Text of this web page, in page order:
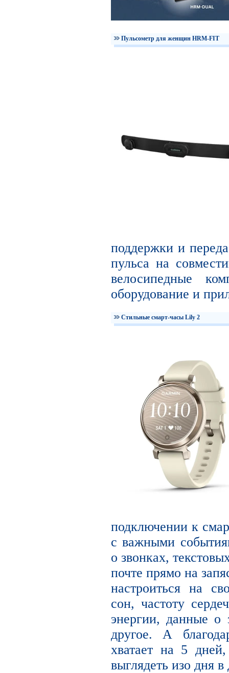
Пульсометр для женщин HRM-FIT
поддержки и
пульса на
велосипедные
оборудование и
Стильные смарт-часы Lily 2
подключении к
с важными
о звонках,
почте прямо на
настроиться на
сон, частоту
энергии, данные о
другое. А
хватает на 5
выглядеть изо дня в